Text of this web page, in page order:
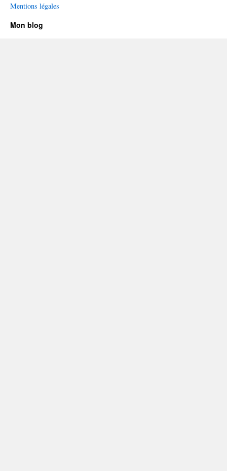
Mentions légales
Mon blog